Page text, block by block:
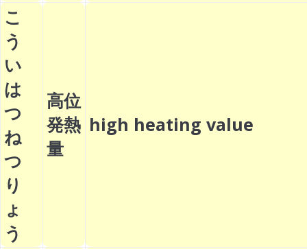
こ
う
い
は
つ
ね
つ
り
ょ
う
高位
発熱
量
high heating value